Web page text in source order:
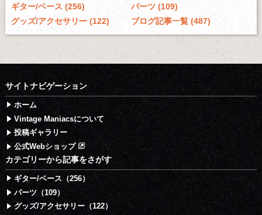
ギター/ベース (256)
パーツ (109)
グッズ/アクセサリー (122)
ブログ記事一覧 (487)
サイトナビゲーション
ホーム
Vintage Maniacsについて
投稿ギャラリー
公式Webショップ
カテゴリーから記事をさがす
ギター/ベース（256）
パーツ（109）
グッズ/アクセサリー（122）